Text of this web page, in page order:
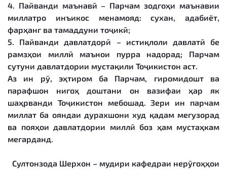
4. Пайванди маънавӣ – Парчам зодгоҳи маънавии
миллатро инъикос менамояд: сухан, адабиёт,
фарҳанг ва тамаддуни тоҷикӣ;
5. Пайванди давлатдорӣ – истиқлоли давлатӣ бе
рамзҳои миллӣ маънои пурра надорад; Парчам
сутуни давлатдории мустақили Тоҷикистон аст.
Аз ин рӯ, эҳтиром ба Парчам, гиромидошт ва
парафшон нигоҳ доштани он вазифаи ҳар як
шаҳрванди Тоҷикистон мебошад. Зери ин парчам
миллат ба ояндаи дурахшони худ қадам мегузорад
ва пояҳои давлатдории миллӣ боз ҳам мустаҳкам
мегарданд.
Султонзода Шерхон – мудири кафедраи нерӯгоҳҳои